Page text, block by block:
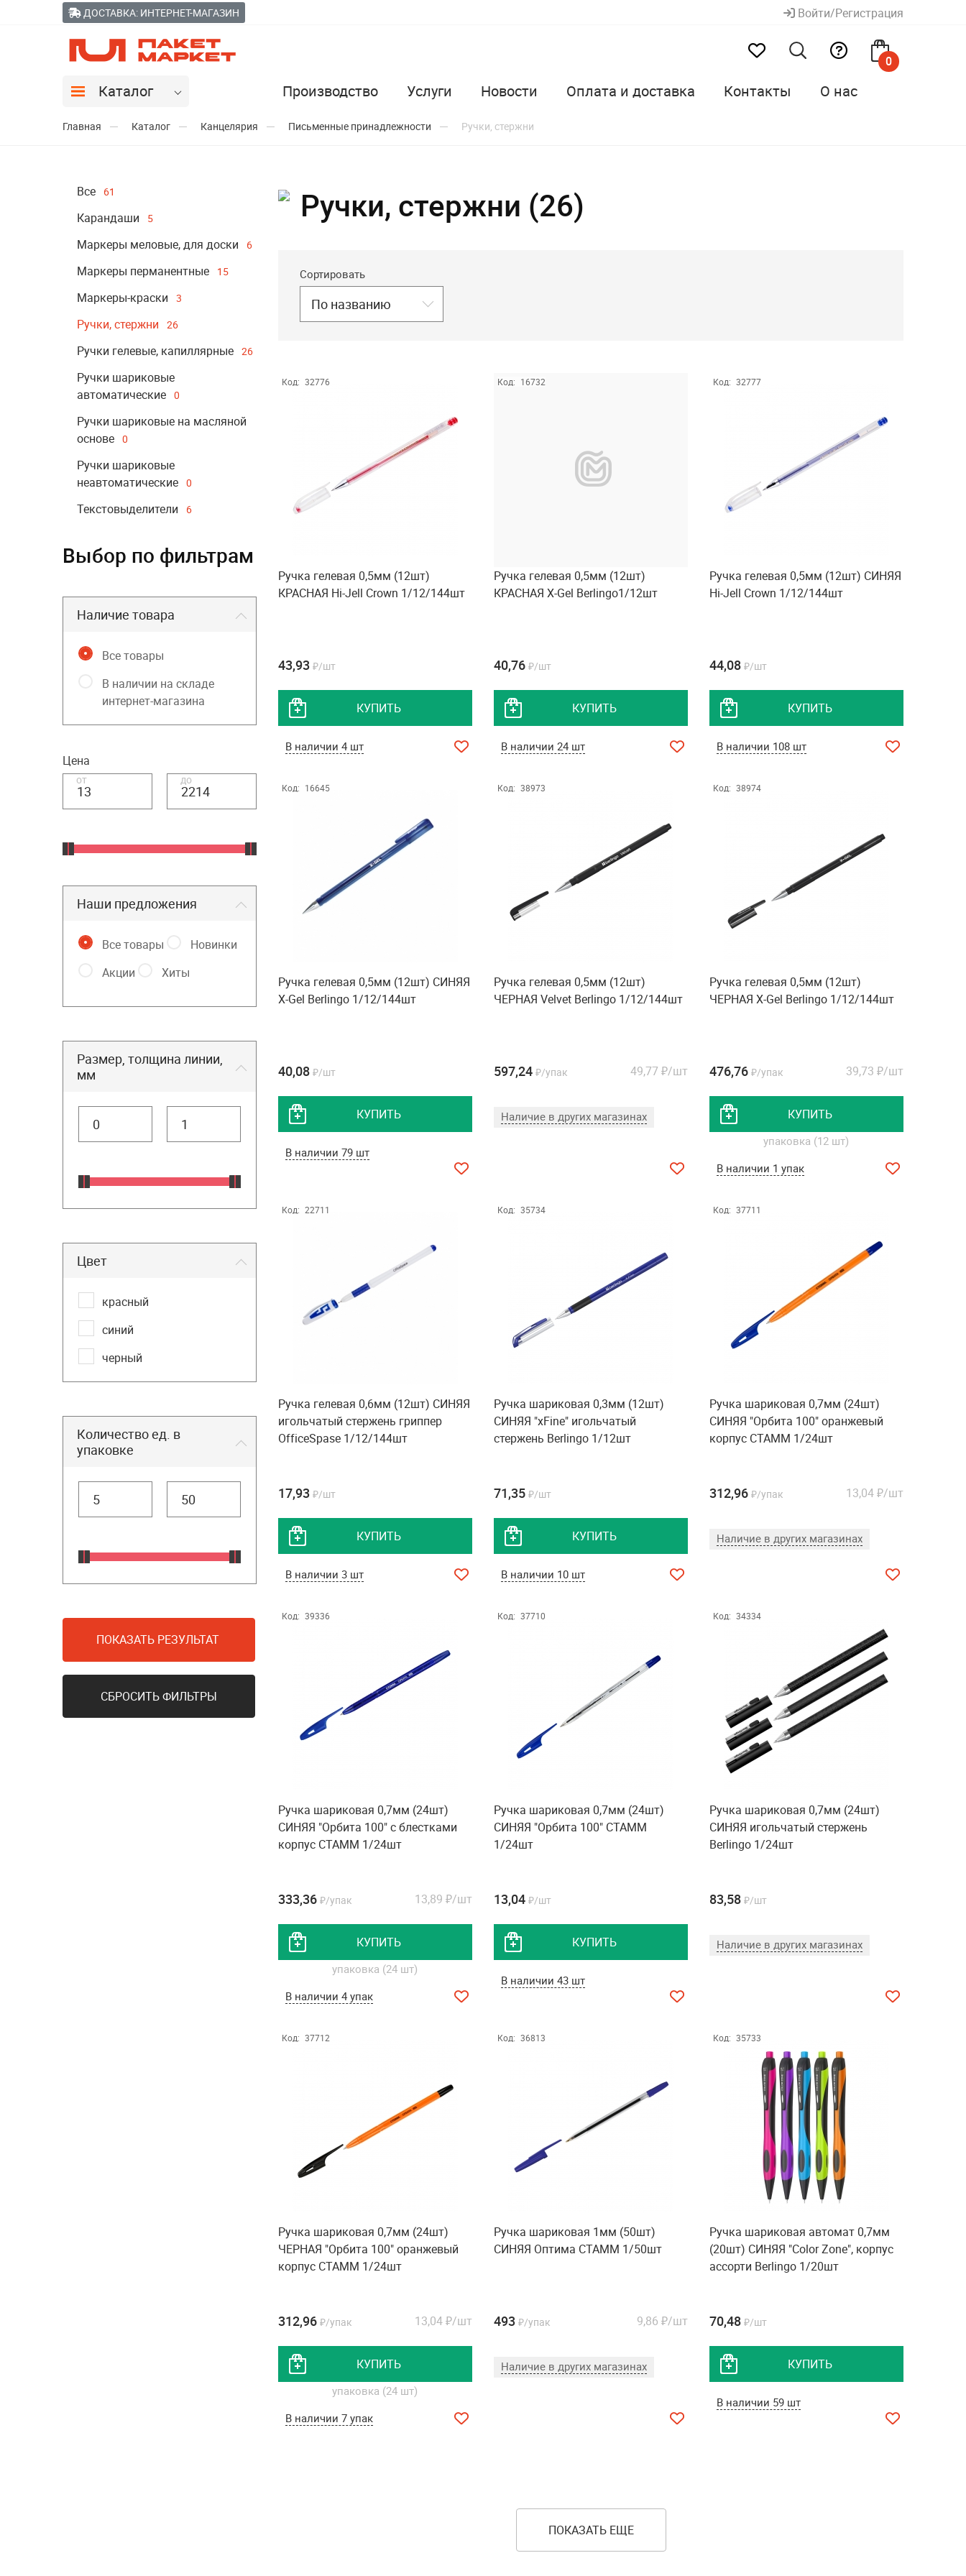
ДОСТАВКА: ИНТЕРНЕТ-МАГАЗИН Войти/Регистрация
0
Каталог Производство Услуги Новости Оплата и доставка Контакты О нас
Главная Каталог Канцелярия Письменные принадлежности Ручки, стержни
Все 61
Карандаши 5
Маркеры меловые, для доски 6
Маркеры перманентные 15
Маркеры-краски 3
Ручки, стержни 26
Ручки гелевые, капиллярные 26
Ручки шариковые
автоматические 0
Ручки шариковые на масляной
основе 0
Ручки шариковые
неавтоматические 0
Текстовыделители 6
Выбор по фильтрам
Наличие товара
Все товары
В наличии на складе
интернет-магазина
Цена
от до
Наши предложения
Все товары
Новинки
Акции
Хиты
Размер, толщина линии,
мм
Цвет
красный
синий
черный
Количество ед. в
упаковке
ПОКАЗАТЬ РЕЗУЛЬТАТ
СБРОСИТЬ ФИЛЬТРЫ
Ручки, стержни (26)
Сортировать
По названию
Код: 32776
Ручка гелевая 0,5мм (12шт)
КРАСНАЯ Hi-Jell Crown 1/12/144шт
43,93 ₽/шт
КУПИТЬ
В наличии 4 шт
Код: 16732
Ручка гелевая 0,5мм (12шт)
КРАСНАЯ X-Gel Berlingo1/12шт
40,76 ₽/шт
КУПИТЬ
В наличии 24 шт
Код: 32777
Ручка гелевая 0,5мм (12шт) СИНЯЯ
Hi-Jell Crown 1/12/144шт
44,08 ₽/шт
КУПИТЬ
В наличии 108 шт
Код: 16645
Ручка гелевая 0,5мм (12шт) СИНЯЯ
X-Gel Berlingo 1/12/144шт
40,08 ₽/шт
КУПИТЬ
В наличии 79 шт
Код: 38973
Ручка гелевая 0,5мм (12шт)
ЧЕРНАЯ Velvet Berlingo 1/12/144шт
597,24 ₽/упак 49,77 ₽/шт
Наличие в других магазинах
Код: 38974
Ручка гелевая 0,5мм (12шт)
ЧЕРНАЯ X-Gel Berlingo 1/12/144шт
476,76 ₽/упак 39,73 ₽/шт
КУПИТЬ
упаковка (12 шт)
В наличии 1 упак
Код: 22711
Ручка гелевая 0,6мм (12шт) СИНЯЯ
игольчатый стержень гриппер
OfficeSpase 1/12/144шт
17,93 ₽/шт
КУПИТЬ
В наличии 3 шт
Код: 35734
Ручка шариковая 0,3мм (12шт)
СИНЯЯ "xFine" игольчатый
стержень Berlingo 1/12шт
71,35 ₽/шт
КУПИТЬ
В наличии 10 шт
Код: 37711
Ручка шариковая 0,7мм (24шт)
СИНЯЯ "Орбита 100" оранжевый
корпус СТАММ 1/24шт
312,96 ₽/упак 13,04₽/шт
Наличие в других магазинах
Код: 39336
Ручка шариковая 0,7мм (24шт)
СИНЯЯ "Орбита 100" с блестками
корпус СТАММ 1/24шт
333,36 ₽/упак 13,89 ₽/шт
КУПИТЬ
упаковка (24 шт)
В наличии 4 упак
Код: 37710
Ручка шариковая 0,7мм (24шт)
СИНЯЯ "Орбита 100" СТАММ
1/24шт
13,04 ₽/шт
КУПИТЬ
В наличии 43 шт
Код: 34334
Ручка шариковая 0,7мм (24шт)
СИНЯЯ игольчатый стержень
Berlingo 1/24шт
83,58 ₽/шт
Наличие в других магазинах
Код: 37712
Ручка шариковая 0,7мм (24шт)
ЧЕРНАЯ "Орбита 100" оранжевый
корпус СТАММ 1/24шт
312,96 ₽/упак 13,04₽/шт
КУПИТЬ
упаковка (24 шт)
В наличии 7 упак
Код: 36813
Ручка шариковая 1мм (50шт)
СИНЯЯ Оптима СТАММ 1/50шт
493 ₽/упак 9,86 ₽/шт
Наличие в других магазинах
Код: 35733
Ручка шариковая автомат 0,7мм
(20шт) СИНЯЯ "Color Zone", корпус
ассорти Berlingo 1/20шт
70,48 ₽/шт
КУПИТЬ
В наличии 59 шт
ПОКАЗАТЬ ЕЩЕ